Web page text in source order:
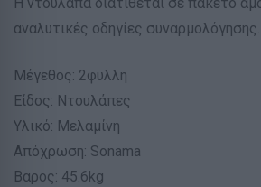
αναλυτικές οδηγίες συναρμολόγησης.
Μέγεθος: 2φυλλη
Είδος: Ντουλάπες
Υλικό: Μελαμίνη
Απόχρωση: Sonama
Βαρος: 45.6kg